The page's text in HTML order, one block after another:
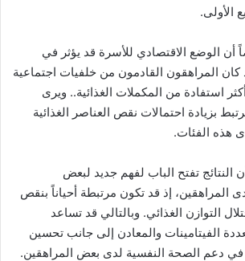
الأولى.
أن الوضع الاقتصادي للأسرة قد يؤثر في
كان المراهقون القادمون من خلفيات اجتماعية
استفادة من المكملات الغذائية.. ويرى
بزيادة احتمالات نقص العناصر الغذائية
هذه الفئات.
النتائج تفتح الباب لفهم جديد لبعض
المراهقين، إذ قد تكون مرتبطة أحياناً بنقص
التوازن الغذائي. وبالتالي قد تساعد
الفيتامينات والمعادن إلى جانب تحسين
في دعم الصحة النفسية لدى بعض المراهقين.